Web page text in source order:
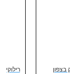
בצפון